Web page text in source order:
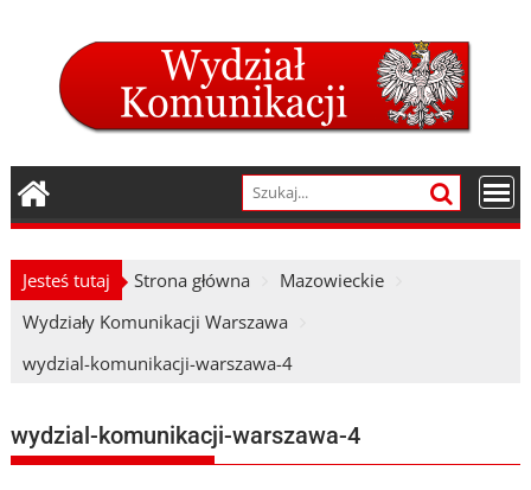
Jesteś tutaj Strona główna
Mazowieckie
Wydziały Komunikacji Warszawa
wydzial-komunikacji-warszawa-4
wydzial-komunikacji-warszawa-4